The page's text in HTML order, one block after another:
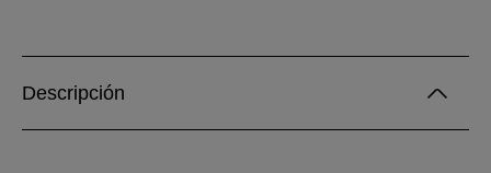
Descripción